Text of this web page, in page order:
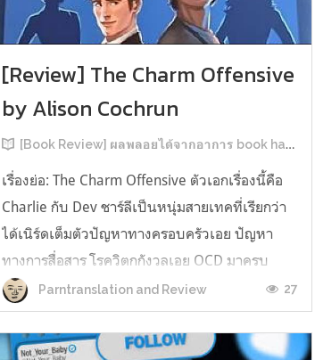
[Review] The Charm Offensive
by Alison Cochrun
[Book Review] ผลพลอยได้จากอาการ book hangover หลังอ่านสารพัน MM Romance
เรื่องย่อ: The Charm Offensive ตัวเอกเรื่องนี้คือ
Charlie กับ Dev ชาร์ลีเป็นหนุ่มสายเทคที่เรียกว่า
ได้เนิร์ดเต็มตัวปัญหาทางครอบครัวเอย ปัญหา
ทางการสื่อสาร โรควิตกกังวลเอย OCD มาครบ
เรียกได้ว่าครบองค์ประกอบความโอตะ เขาทั้งไม่
เชื่อในรักแท้ ไม่เคยมีความสัมพันธ์ในเชิงโรแมนติก
กับใคร หรืออาจเรียกว่าไม่เคยรู...
Parntranslation and Review 27